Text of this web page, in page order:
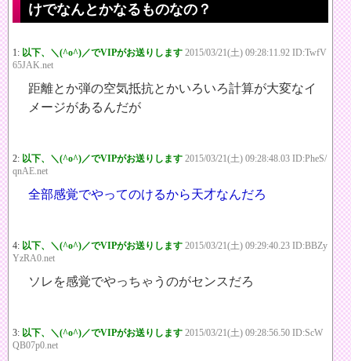
けでなんとかなるものなの？
1: 以下、＼(^o^)／でVIPがお送りします 2015/03/21(土) 09:28:11.92 ID:TwfV
65JAK.net
距離とか弾の空気抵抗とかいろいろ計算が大変なイ
メージがあるんだが
2: 以下、＼(^o^)／でVIPがお送りします 2015/03/21(土) 09:28:48.03 ID:PheS/
qnAE.net
全部感覚でやってのけるから天才なんだろ
4: 以下、＼(^o^)／でVIPがお送りします 2015/03/21(土) 09:29:40.23 ID:BBZy
YzRA0.net
ソレを感覚でやっちゃうのがセンスだろ
3: 以下、＼(^o^)／でVIPがお送りします 2015/03/21(土) 09:28:56.50 ID:ScW
QB07p0.net